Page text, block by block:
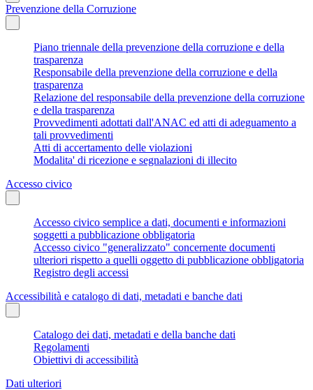
Prevenzione della Corruzione
Piano triennale della prevenzione della corruzione e della
trasparenza
Responsabile della prevenzione della corruzione e della
trasparenza
Relazione del responsabile della prevenzione della corruzione
e della trasparenza
Provvedimenti adottati dall'ANAC ed atti di adeguamento a
tali provvedimenti
Atti di accertamento delle violazioni
Modalita' di ricezione e segnalazioni di illecito
Accesso civico
Accesso civico semplice a dati, documenti e informazioni
soggetti a pubblicazione obbligatoria
Accesso civico "generalizzato" concernente documenti
ulteriori rispetto a quelli oggetto di pubblicazione obbligatoria
Registro degli accessi
Accessibilità e catalogo di dati, metadati e banche dati
Catalogo dei dati, metadati e della banche dati
Regolamenti
Obiettivi di accessibilità
Dati ulteriori